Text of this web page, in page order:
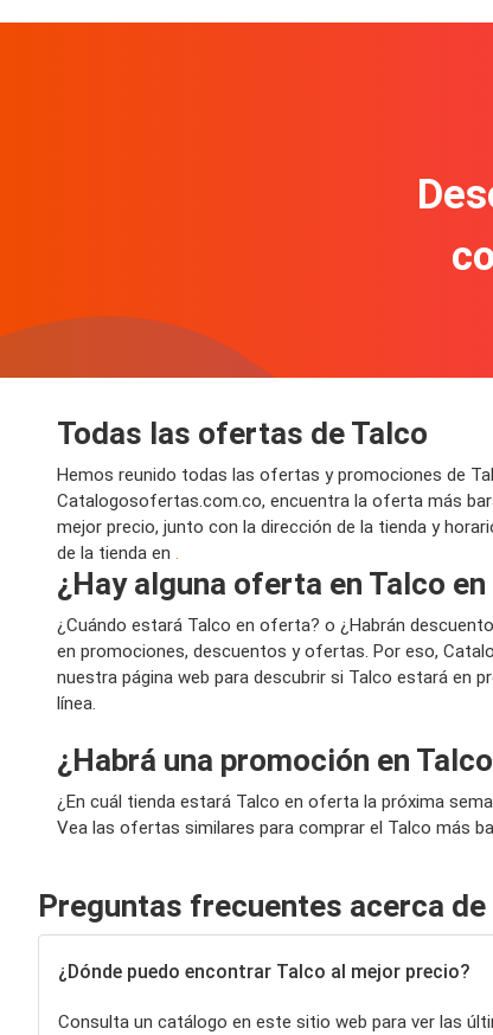
Todas las ofertas de Talco
Hemos reunido todas las ofertas y promociones de
Catalogosofertas.com.co, encuentra la oferta más
mejor precio, junto con la dirección de la tienda y
de la tienda en
¿Hay alguna oferta en Talco
¿Cuándo estará Talco en oferta? o ¿Habrán
en promociones, descuentos y ofertas. Por eso,
nuestra página web para descubrir si Talco estará en
línea.
¿Habrá una promoción en
¿En cuál tienda estará Talco en oferta la próxima
Vea las ofertas similares para comprar el Talco más
Preguntas frecuentes acerca de
¿Dónde puedo encontrar Talco al mejor precio?
Consulta un catálogo en este sitio web para ver las